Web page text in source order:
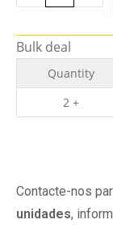
Bulk deal
Quantity
2 +
Contacte-nos
unidades,